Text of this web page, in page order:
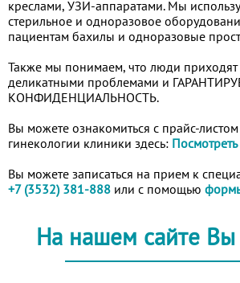
креслами, УЗИ-аппаратами. Мы
стерильное и одноразовое
пациентам бахилы и одноразовые
Также мы понимаем, что люди
деликатными проблемами и
КОНФИДЕНЦИАЛЬНОСТЬ.
Вы можете ознакомиться с прайс-
гинекологии клиники здесь:
Вы можете записаться на прием к
+7 (3532) 381-888 или с помощью
На нашем сайте